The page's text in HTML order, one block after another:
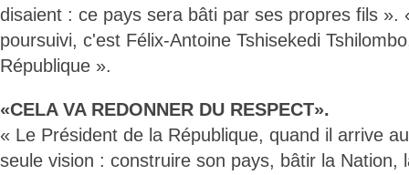
disaient : ce pays sera bâti par ses propres fils ».
poursuivi, c'est Félix-Antoine Tshisekedi
République ».
«CELA VA REDONNER DU RESPECT».
« Le Président de la République, quand il arrive
seule vision : construire son pays, bâtir la Nation,